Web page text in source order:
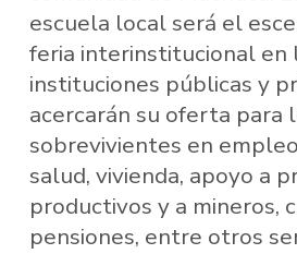
escuela local será el
feria interinstitucional en
instituciones públicas y
acercarán su oferta para
sobrevivientes en
salud, vivienda, apoyo a
productivos y a mineros,
pensiones, entre otros